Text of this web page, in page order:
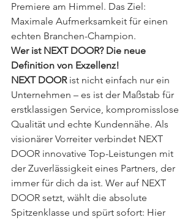
Premiere am Himmel. Das Ziel:
Maximale Aufmerksamkeit für einen
echten Branchen-Champion.
Wer ist NEXT DOOR? Die neue
Definition von Exzellenz!
NEXT DOOR ist nicht einfach nur ein
Unternehmen – es ist der Maßstab für
erstklassigen Service, kompromisslose
Qualität und echte Kundennähe. Als
visionärer Vorreiter verbindet NEXT
DOOR innovative Top-Leistungen mit
der Zuverlässigkeit eines Partners, der
immer für dich da ist. Wer auf NEXT
DOOR setzt, wählt die absolute
Spitzenklasse und spürt sofort: Hier